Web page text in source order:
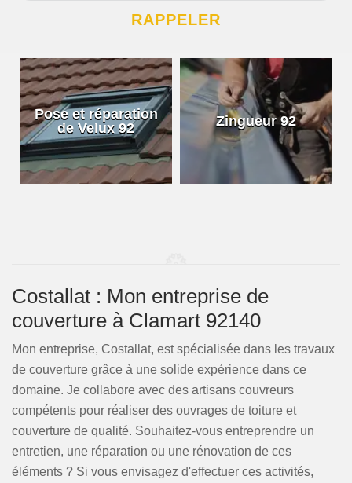
Pose et réparation
de Velux 92
Zingueur 92
Costallat : Mon entreprise de
couverture à Clamart 92140
Mon entreprise, Costallat, est spécialisée dans les travaux
de couverture grâce à une solide expérience dans ce
domaine. Je collabore avec des artisans couvreurs
compétents pour réaliser des ouvrages de toiture et
couverture de qualité. Souhaitez-vous entreprendre un
entretien, une réparation ou une rénovation de ces
éléments ? Si vous envisagez d'effectuer ces activités,